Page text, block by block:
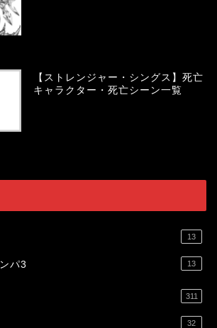
【ストレンジャー・シングス】死亡
キャラクター・死亡シーン一覧
13
パ3 13
311
32